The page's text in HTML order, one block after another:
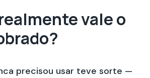
vale o
precisou usar teve sorte —